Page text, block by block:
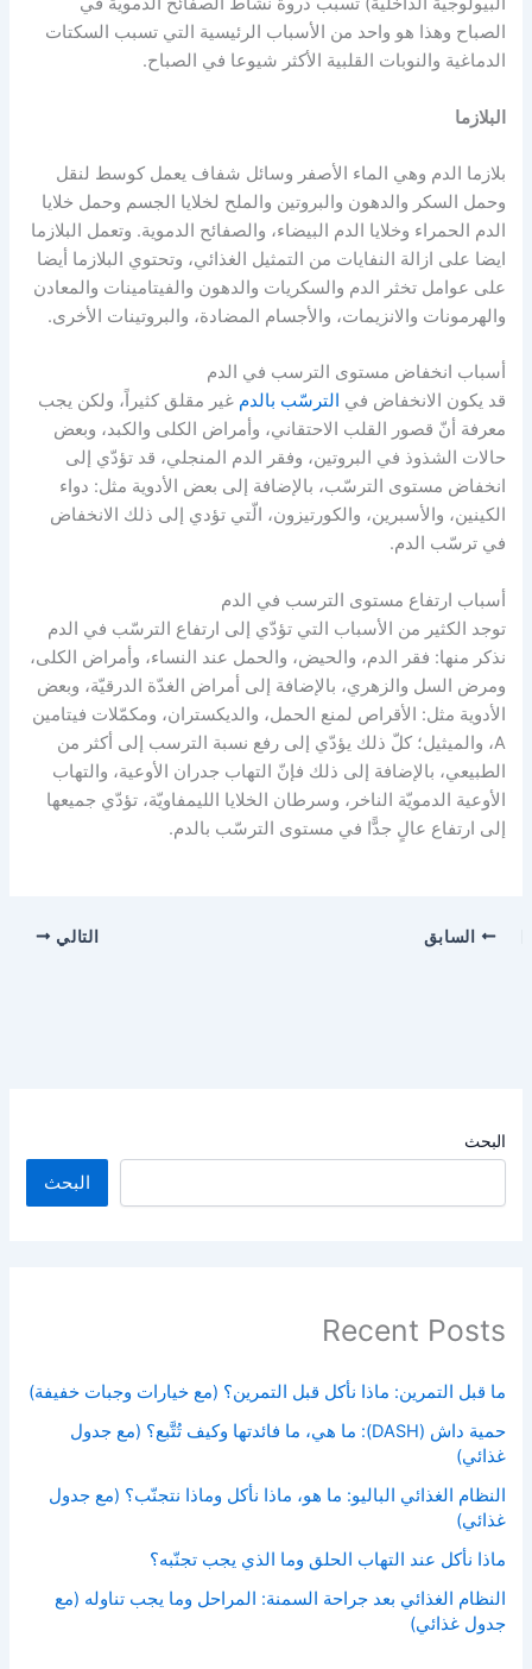
البحث
البحث
Recent Posts
ما قبل التمرين: ماذا نأكل قبل التمرين؟ (مع خيارات وجبات خفيفة)
حمية داش (DASH): ما هي، ما فائدتها وكيف تُتَّبع؟ (مع جدول
غذائي)
النظام الغذائي الباليو: ما هو، ماذا نأكل وماذا نتجنّب؟ (مع جدول
غذائي)
ماذا نأكل عند التهاب الحلق وما الذي يجب تجنّبه؟
النظام الغذائي بعد جراحة السمنة: المراحل وما يجب تناوله (مع
جدول غذائي)
الصباح وهذا هو واحد من الأسباب الرئيسية التي تسبب السكتات
الدماغية والنوبات القلبية الأكثر شيوعا في الصباح.
البلازما
بلازما الدم وهي الماء الأصفر وسائل شفاف يعمل كوسط لنقل
وحمل السكر والدهون والبروتين والملح لخلايا الجسم وحمل خلايا
الدم الحمراء وخلايا الدم البيضاء، والصفائح الدموية. وتعمل البلازما
ايضا على ازالة النفايات من التمثيل الغذائي، وتحتوي البلازما أيضا
على عوامل تخثر الدم والسكريات والدهون والفيتامينات والمعادن
والهرمونات والانزيمات، والأجسام المضادة، والبروتينات الأخرى.
أسباب انخفاض مستوى الترسب في الدم
قد يكون الانخفاض في الترسّب بالدم غير مقلق كثيراً، ولكن يجب
معرفة أنّ قصور القلب الاحتقاني، وأمراض الكلى والكبد، وبعض
حالات الشذوذ في البروتين، وفقر الدم المنجلي، قد تؤدّي إلى
انخفاض مستوى الترسّب، بالإضافة إلى بعض الأدوية مثل: دواء
الكينين، والأسبرين، والكورتيزون، الّتي تؤدي إلى ذلك الانخفاض
في ترسّب الدم.
أسباب ارتفاع مستوى الترسب في الدم
توجد الكثير من الأسباب التي تؤدّي إلى ارتفاع الترسّب في الدم
نذكر منها: فقر الدم، والحيض، والحمل عند النساء، وأمراض الكلى،
ومرض السل والزهري، بالإضافة إلى أمراض الغدّة الدرقيّة، وبعض
الأدوية مثل: الأقراص لمنع الحمل، والديكستران، ومكمّلات فيتامين
A، والميثيل؛ كلّ ذلك يؤدّي إلى رفع نسبة الترسب إلى أكثر من
الطبيعي، بالإضافة إلى ذلك فإنّ التهاب جدران الأوعية، والتهاب
الأوعية الدمويّة الناخر، وسرطان الخلايا الليمفاويّة، تؤدّي جميعها
إلى ارتفاع عالٍ جدًّا في مستوى الترسّب بالدم.
السابق التالي